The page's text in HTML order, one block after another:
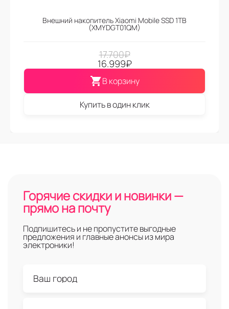
Внешний накопитель Xiaomi Mobile SSD 1TB
(XMYDGT01QM)
17.700₽
16.999₽
В корзину
Купить в один клик
Горячие скидки и новинки —
прямо на почту
Подпишитесь и не пропустите выгодные
предложения и главные анонсы из мира
электроники!